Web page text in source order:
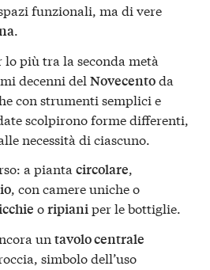
funzionali, ma di vere
.
più tra la seconda metà
decenni del Novecentoda
con strumenti semplici e
scolpirono forme differenti,
necessità di ciascuno.
a pianta circolare,
, con camere uniche o
oripianiper le bottiglie.
un tavolo centrale
simbolo dell’uso